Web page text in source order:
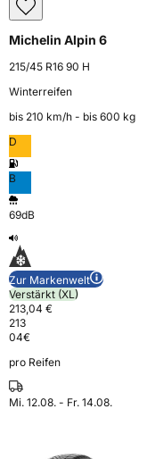
Michelin Alpin 6
215/45 R16 90 H
Winterreifen
bis 210 km⁠/⁠h - bis 600 kg
D
B
69dB
Zur Markenwelt
Verstärkt (XL)
213,04 €
213
04€
pro Reifen
Mi. 12.08. - Fr. 14.08.